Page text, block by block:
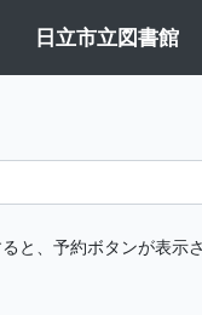
日立市立図書館
と、予約ボタンが表示